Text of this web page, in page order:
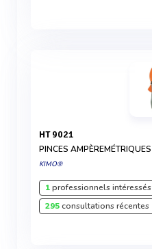
HT 9021
PINCES AMPÈREMÉTRIQUES
KIMO®
1professionnels intéressés
295consultations récentes